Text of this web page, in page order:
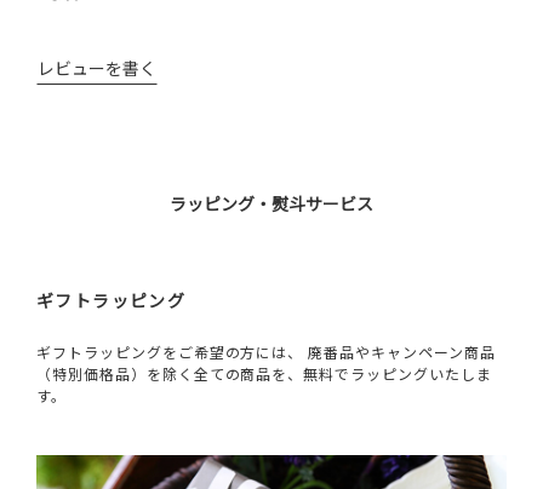
レビューを書く
ラッピング・熨斗サービス
ギフトラッピング
ギフトラッピングをご希望の方には、 廃番品やキャンペーン商品
（特別価格品）を除く全ての商品を、無料でラッピングいたしま
す。